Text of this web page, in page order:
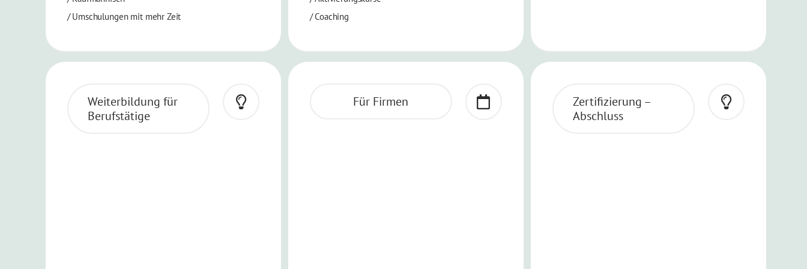
/Umschulungen mit mehr Zeit
/ Coaching
Weiterbildung für
Berufstätige
Für Firmen
Zertifizierung –
Abschluss